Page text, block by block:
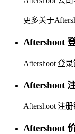
更多关于
Aftershoot
Aftershoot 登
Aftershoot
Aftershoot 注
Aftershoot